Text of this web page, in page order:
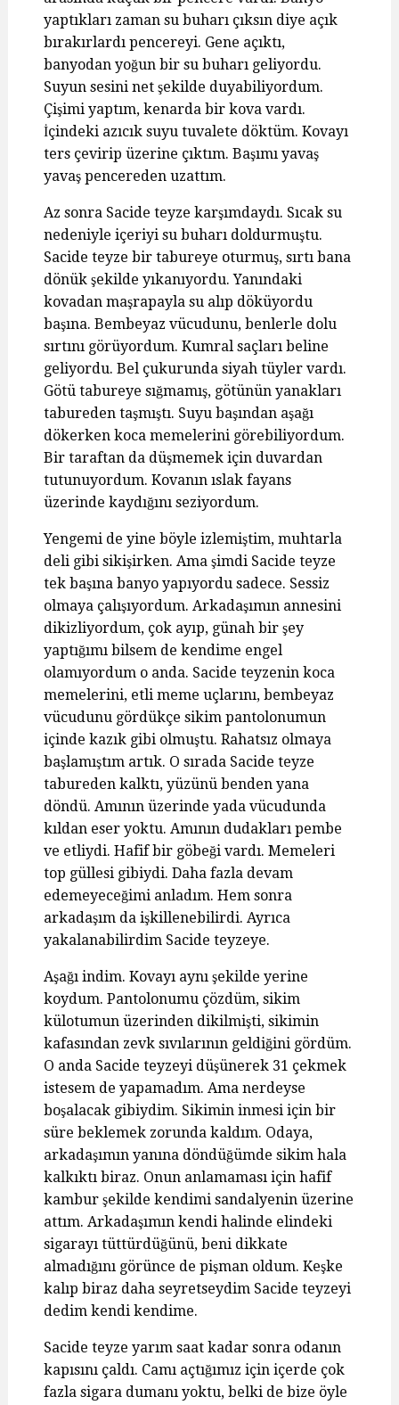
yaptıkları zaman su buharı çıksın diye açık
bırakırlardı pencereyi. Gene açıktı,
banyodan yoğun bir su buharı geliyordu.
Suyun sesini net şekilde duyabiliyordum.
Çişimi yaptım, kenarda bir kova vardı.
İçindeki azıcık suyu tuvalete döktüm. Kovayı
ters çevirip üzerine çıktım. Başımı yavaş
yavaş pencereden uzattım.
Az sonra Sacide teyze karşımdaydı. Sıcak su
nedeniyle içeriyi su buharı doldurmuştu.
Sacide teyze bir tabureye oturmuş, sırtı bana
dönük şekilde yıkanıyordu. Yanındaki
kovadan maşrapayla su alıp döküyordu
başına. Bembeyaz vücudunu, benlerle dolu
sırtını görüyordum. Kumral saçları beline
geliyordu. Bel çukurunda siyah tüyler vardı.
Götü tabureye sığmamış, götünün yanakları
tabureden taşmıştı. Suyu başından aşağı
dökerken koca memelerini görebiliyordum.
Bir taraftan da düşmemek için duvardan
tutunuyordum. Kovanın ıslak fayans
üzerinde kaydığını seziyordum.
Yengemi de yine böyle izlemiştim, muhtarla
deli gibi sikişirken. Ama şimdi Sacide teyze
tek başına banyo yapıyordu sadece. Sessiz
olmaya çalışıyordum. Arkadaşımın annesini
dikizliyordum, çok ayıp, günah bir şey
yaptığımı bilsem de kendime engel
olamıyordum o anda. Sacide teyzenin koca
memelerini, etli meme uçlarını, bembeyaz
vücudunu gördükçe sikim pantolonumun
içinde kazık gibi olmuştu. Rahatsız olmaya
başlamıştım artık. O sırada Sacide teyze
tabureden kalktı, yüzünü benden yana
döndü. Amının üzerinde yada vücudunda
kıldan eser yoktu. Amının dudakları pembe
ve etliydi. Hafif bir göbeği vardı. Memeleri
top güllesi gibiydi. Daha fazla devam
edemeyeceğimi anladım. Hem sonra
arkadaşım da işkillenebilirdi. Ayrıca
yakalanabilirdim Sacide teyzeye.
Aşağı indim. Kovayı aynı şekilde yerine
koydum. Pantolonumu çözdüm, sikim
külotumun üzerinden dikilmişti, sikimin
kafasından zevk sıvılarının geldiğini gördüm.
O anda Sacide teyzeyi düşünerek 31 çekmek
istesem de yapamadım. Ama nerdeyse
boşalacak gibiydim. Sikimin inmesi için bir
süre beklemek zorunda kaldım. Odaya,
arkadaşımın yanına döndüğümde sikim hala
kalkıktı biraz. Onun anlamaması için hafif
kambur şekilde kendimi sandalyenin üzerine
attım. Arkadaşımın kendi halinde elindeki
sigarayı tüttürdüğünü, beni dikkate
almadığını görünce de pişman oldum. Keşke
kalıp biraz daha seyretseydim Sacide teyzeyi
dedim kendi kendime.
Sacide teyze yarım saat kadar sonra odanın
kapısını çaldı. Camı açtığımız için içerde çok
fazla sigara dumanı yoktu, belki de bize öyle